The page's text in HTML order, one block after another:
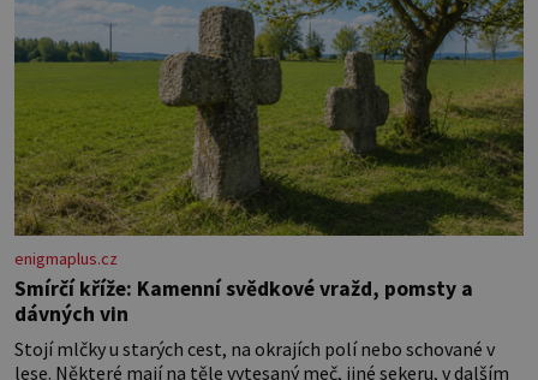
enigmaplus.cz
Smírčí kříže: Kamenní svědkové vražd, pomsty a
dávných vin
Stojí mlčky u starých cest, na okrajích polí nebo schované v
lese. Některé mají na těle vytesaný meč, jiné sekeru, v dalším